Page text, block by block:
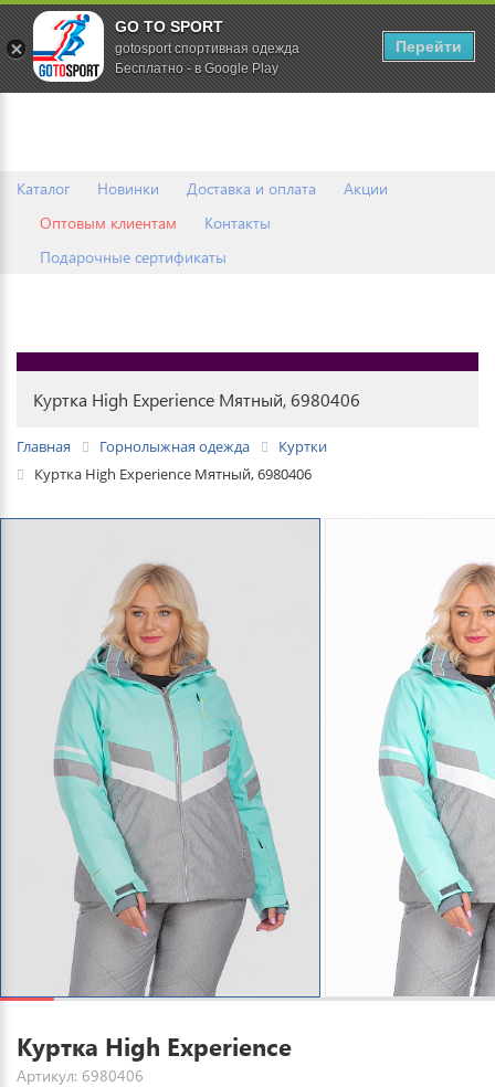
Каталог Новинки Доставка и оплата
Акции
Оптовым клиентам
Контакты
Подарочные сертификаты
0
Куртка High Experience Мятный, 6980406
Главная Горнолыжная одежда
Куртки
Куртка High Experience Мятный, 6980406
Куртка High Experience
Артикул: 6980406
GO TO SPORT
gotosport спортивная одежда
Бесплатно - в Google Play
Перейти